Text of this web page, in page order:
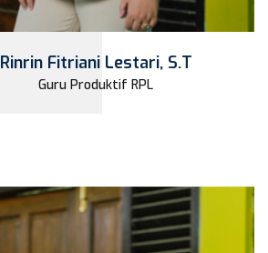
Rinrin Fitriani Lestari, S.T
Guru Produktif RPL